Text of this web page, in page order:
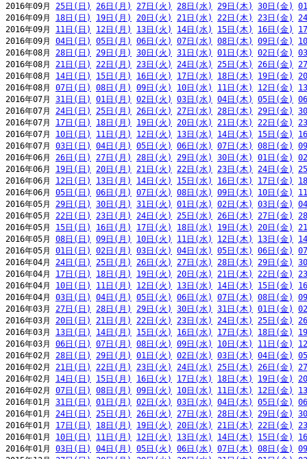
2016年09月 25日(日) 26日(月) 27日(火) 28日(水) 29日(木) 30日(金)
2016年09月 18日(日) 19日(月) 20日(火) 21日(水) 22日(木) 23日(金)
2016年09月 11日(日) 12日(月) 13日(火) 14日(水) 15日(木) 16日(金)
2016年09月 04日(日) 05日(月) 06日(火) 07日(水) 08日(木) 09日(金)
2016年08月 28日(日) 29日(月) 30日(火) 31日(水) 01日(木) 02日(金)
2016年08月 21日(日) 22日(月) 23日(火) 24日(水) 25日(木) 26日(金)
2016年08月 14日(日) 15日(月) 16日(火) 17日(水) 18日(木) 19日(金)
2016年08月 07日(日) 08日(月) 09日(火) 10日(水) 11日(木) 12日(金)
2016年07月 31日(日) 01日(月) 02日(火) 03日(水) 04日(木) 05日(金)
2016年07月 24日(日) 25日(月) 26日(火) 27日(水) 28日(木) 29日(金)
2016年07月 17日(日) 18日(月) 19日(火) 20日(水) 21日(木) 22日(金)
2016年07月 10日(日) 11日(月) 12日(火) 13日(水) 14日(木) 15日(金)
2016年07月 03日(日) 04日(月) 05日(火) 06日(水) 07日(木) 08日(金)
2016年06月 26日(日) 27日(月) 28日(火) 29日(水) 30日(木) 01日(金)
2016年06月 19日(日) 20日(月) 21日(火) 22日(水) 23日(木) 24日(金)
2016年06月 12日(日) 13日(月) 14日(火) 15日(水) 16日(木) 17日(金)
2016年06月 05日(日) 06日(月) 07日(火) 08日(水) 09日(木) 10日(金)
2016年05月 29日(日) 30日(月) 31日(火) 01日(水) 02日(木) 03日(金)
2016年05月 22日(日) 23日(月) 24日(火) 25日(水) 26日(木) 27日(金)
2016年05月 15日(日) 16日(月) 17日(火) 18日(水) 19日(木) 20日(金)
2016年05月 08日(日) 09日(月) 10日(火) 11日(水) 12日(木) 13日(金)
2016年05月 01日(日) 02日(月) 03日(火) 04日(水) 05日(木) 06日(金)
2016年04月 24日(日) 25日(月) 26日(火) 27日(水) 28日(木) 29日(金)
2016年04月 17日(日) 18日(月) 19日(火) 20日(水) 21日(木) 22日(金)
2016年04月 10日(日) 11日(月) 12日(火) 13日(水) 14日(木) 15日(金)
2016年04月 03日(日) 04日(月) 05日(火) 06日(水) 07日(木) 08日(金)
2016年03月 27日(日) 28日(月) 29日(火) 30日(水) 31日(木) 01日(金)
2016年03月 20日(日) 21日(月) 22日(火) 23日(水) 24日(木) 25日(金)
2016年03月 13日(日) 14日(月) 15日(火) 16日(水) 17日(木) 18日(金)
2016年03月 06日(日) 07日(月) 08日(火) 09日(水) 10日(木) 11日(金)
2016年02月 28日(日) 29日(月) 01日(火) 02日(水) 03日(木) 04日(金)
2016年02月 21日(日) 22日(月) 23日(火) 24日(水) 25日(木) 26日(金)
2016年02月 14日(日) 15日(月) 16日(火) 17日(水) 18日(木) 19日(金)
2016年02月 07日(日) 08日(月) 09日(火) 10日(水) 11日(木) 12日(金)
2016年01月 31日(日) 01日(月) 02日(火) 03日(水) 04日(木) 05日(金)
2016年01月 24日(日) 25日(月) 26日(火) 27日(水) 28日(木) 29日(金)
2016年01月 17日(日) 18日(月) 19日(火) 20日(水) 21日(木) 22日(金)
2016年01月 10日(日) 11日(月) 12日(火) 13日(水) 14日(木) 15日(金)
2016年01月 03日(日) 04日(月) 05日(火) 06日(水) 07日(木) 08日(金)